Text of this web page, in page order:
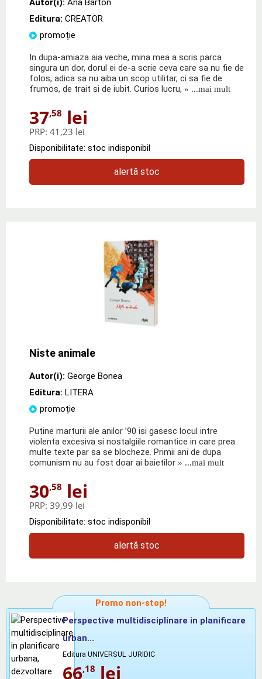
Editura: CREATOR
promoție
In dupa-amiaza aia veche, mina mea a scris parca
singura un dor, dorul ei de-a scrie ceva care sa nu fie de
folos, adica sa nu aiba un scop utilitar, ci sa fie de
frumos, de trait si de iubit. Curios lucru, » ...mai mult
37,58 lei
PRP: 41,23 lei
Disponibilitate: stoc indisponibil
alertă stoc
Niste animale
Autor(i): George Bonea
Editura: LITERA
promoție
Putine marturii ale anilor ’90 isi gasesc locul intre
violenta excesiva si nostalgiile romantice in care prea
multe texte par sa se blocheze. Primii ani de dupa
comunism nu au fost doar ai baietilor » ...mai mult
30,58 lei
PRP: 39,99 lei
Disponibilitate: stoc indisponibil
alertă stoc
Promo non-stop!
Perspective multidisciplinare in planificare
urban...
Editura UNIVERSUL JURIDIC
66,18 lei